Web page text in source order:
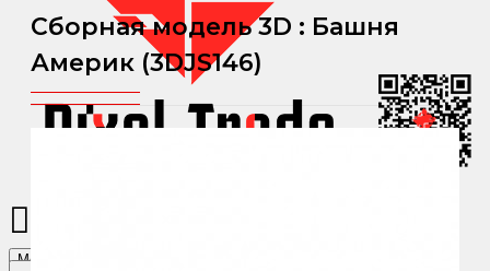
Menu
Cборная модель 3D : Башня
Америк (3DJS146)